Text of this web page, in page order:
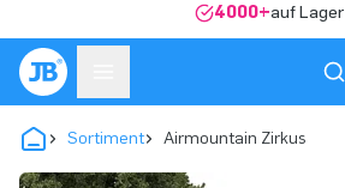
4000+auf Lager
Sortiment Airmountain Zirkus